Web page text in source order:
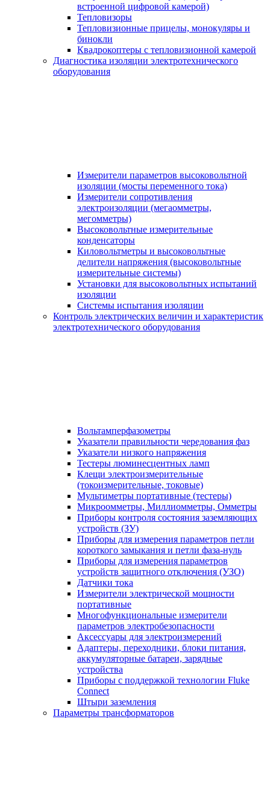
встроенной цифровой камерой)
Тепловизоры
Тепловизионные прицелы, монокуляры и
бинокли
Квадрокоптеры с тепловизионной камерой
Диагностика изоляции электротехнического
оборудования
Измерители параметров высоковольтной
изоляции (мосты переменного тока)
Измерители сопротивления
электроизоляции (мегаомметры,
мегомметры)
Высоковольтные измерительные
конденсаторы
Киловольтметры и высоковольтные
делители напряжения (высоковольтные
измерительные системы)
Установки для высоковольтных испытаний
изоляции
Системы испытания изоляции
Контроль электрических величин и характеристик
электротехнического оборудования
Вольтамперфазометры
Указатели правильности чередования фаз
Указатели низкого напряжения
Тестеры люминесцентных ламп
Клещи электроизмерительные
(токоизмерительные, токовые)
Мультиметры портативные (тестеры)
Микроомметры, Миллиомметры, Омметры
Приборы контроля состояния заземляющих
устройств (ЗУ)
Приборы для измерения параметров петли
короткого замыкания и петли фаза-нуль
Приборы для измерения параметров
устройств защитного отключения (УЗО)
Датчики тока
Измерители электрической мощности
портативные
Многофункциональные измерители
параметров электробезопасности
Аксессуары для электроизмерений
Адаптеры, переходники, блоки питания,
аккумуляторные батареи, зарядные
устройства
Приборы с поддержкой технологии Fluke
Connect
Штыри заземления
Параметры трансформаторов